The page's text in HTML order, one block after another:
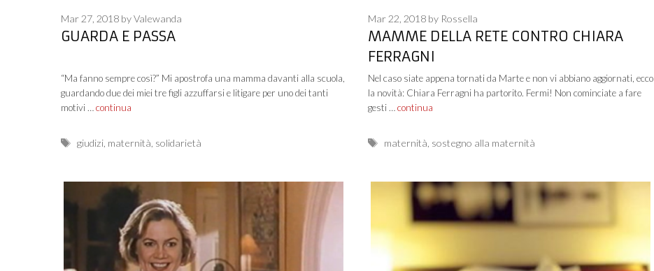
GUARDA E PASSA
Mar 27, 2018 byValewanda
“Ma fanno sempre così?” Mi apostrofa una mamma davanti alla scuola,
guardando due dei miei tre figli azzuffarsi e litigare per uno dei tanti
motivi … continua
Tags
giudizi maternità solidarietà
MAMME DELLA RETE CONTRO CHIARA
FERRAGNI
Mar 22, 2018 by Rossella
Nel caso siate appena tornati da Marte e non vi abbiano aggiornati, ecco
la novità: Chiara Ferragni ha partorito. Fermi! Non cominciate a fare
gesti … continua
Tags
maternità sostegno alla maternità